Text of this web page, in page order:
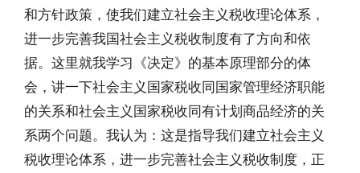
和方针政策，使我们建立社会主义税收理论体系，
进一步完善我国社会主义税收制度有了方向和依
据。这里就我学习《决定》的基本原理部分的体
会，讲一下社会主义国家税收同国家管理经济职能
的关系和社会主义国家税收同有计划商品经济的关
系两个问题。我认为：这是指导我们建立社会主义
税收理论体系，进一步完善社会主义税收制度，正